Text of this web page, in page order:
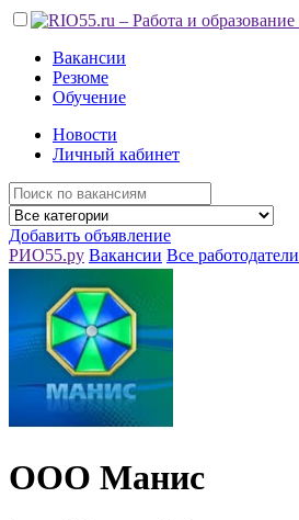
Вакансии
Резюме
Обучение
Новости
Личный кабинет
Добавить объявление
РИО55.ру Вакансии Все работодатели
ООО Манис